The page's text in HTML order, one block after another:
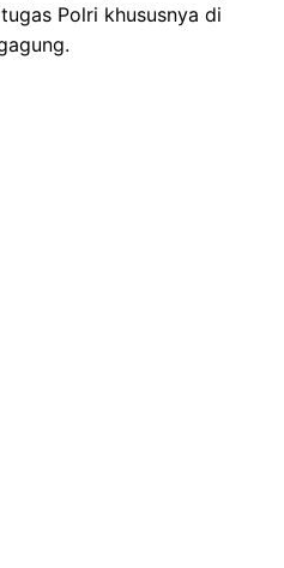
Polri khususnya di